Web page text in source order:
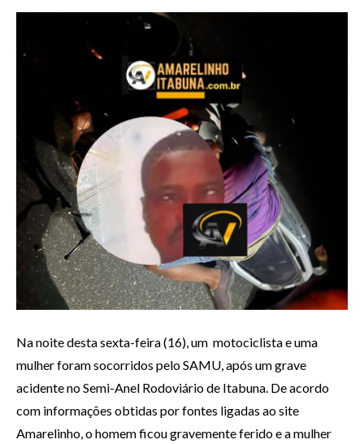
Na noite desta sexta-feira (16), um motociclista e uma
mulher foram socorridos pelo SAMU, após um grave
acidente no Semi-Anel Rodoviário de Itabuna. De acordo
com informações obtidas por fontes ligadas ao site
Amarelinho, o homem ficou gravemente ferido e a mulher